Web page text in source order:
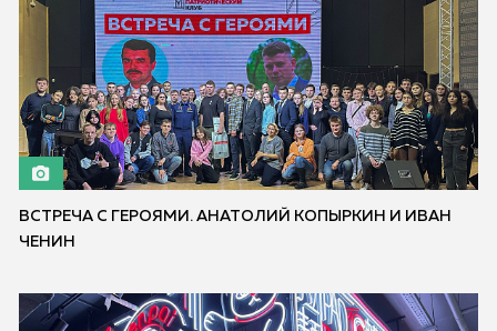
ВСТРЕЧА С ГЕРОЯМИ. АНАТОЛИЙ КОПЫРКИН И ИВАН
ЧЕНИН